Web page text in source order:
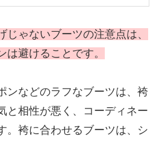
じゃないブーツの注意点は、
は避けることです。
ンなどのラフなブーツは、袴
と相性が悪く、コーディネー
。袴に合わせるブーツは、シ